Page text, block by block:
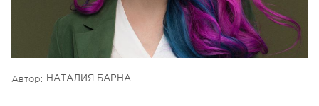
Автор: НАТАЛИЯ БАРНА